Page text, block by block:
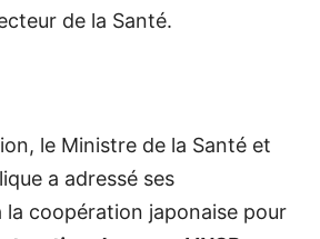
de la Santé.
le Ministre de la Santé et
a adressé ses
la coopération japonaise pour